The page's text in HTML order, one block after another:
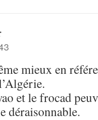
mieux en
et le frocad
déraisonnable.